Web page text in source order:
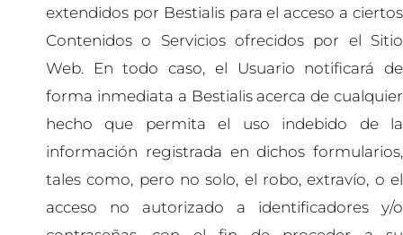
extendidos por Bestialis para el acceso a ciertos
Contenidos o Servicios ofrecidos por el Sitio
Web. En todo caso, el Usuario notificará de
forma inmediata a Bestialisacerca de cualquier
hecho que permita el uso indebido de la
información registrada en dichos formularios,
tales como, pero no solo, el robo, extravío, o el
acceso no autorizado a identificadores y/o